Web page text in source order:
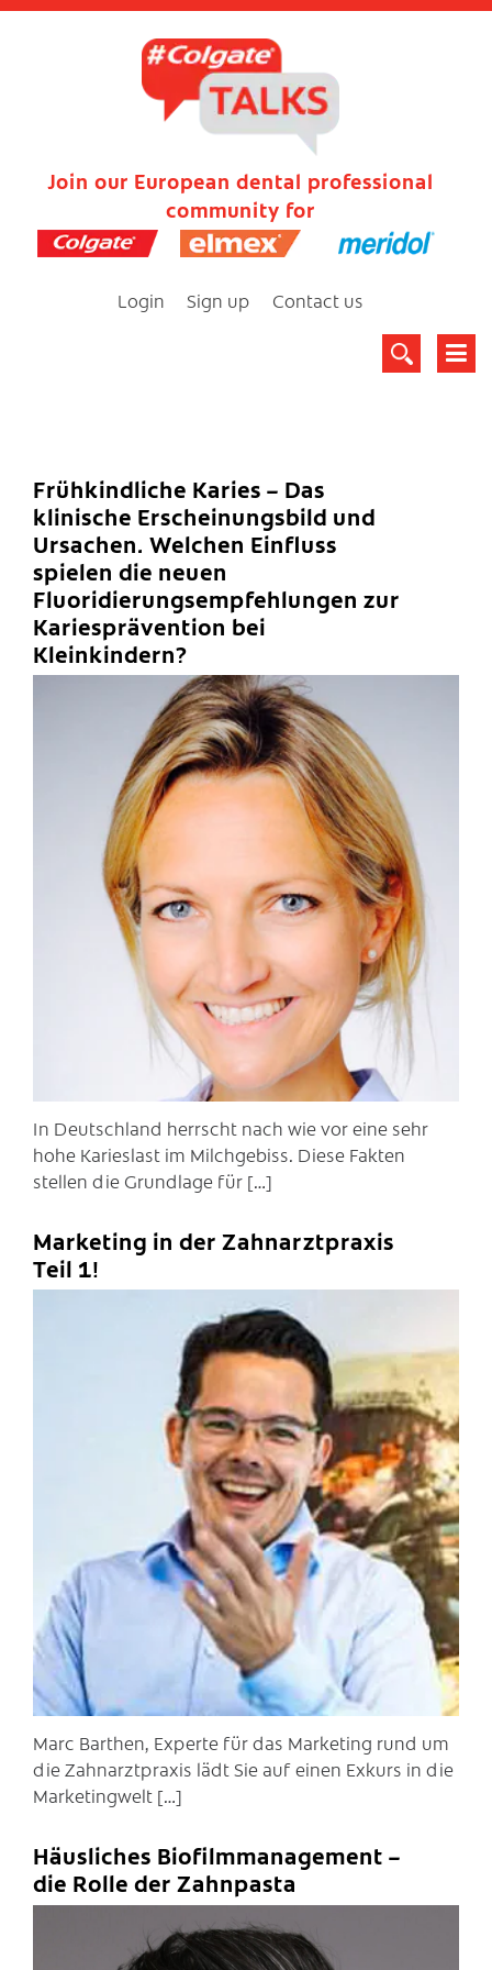
Join our European dental professional
community for
Login Sign up Contact us
Frühkindliche Karies – Das
klinische Erscheinungsbild und
Ursachen. Welchen Einfluss
spielen die neuen
Fluoridierungsempfehlungen zur
Kariesprävention bei
Kleinkindern?
C
In Deutschland herrscht nach wie vor eine sehr
hohe Karieslast im Milchgebiss. Diese Fakten
stellen die Grundlage für […]
Marketing in der Zahnarztpraxis
Teil 1!
C
Marc Barthen, Experte für das Marketing rund um
die Zahnarztpraxis lädt Sie auf einen Exkurs in die
Marketingwelt […]
Häusliches Biofilmmanagement –
die Rolle der Zahnpasta